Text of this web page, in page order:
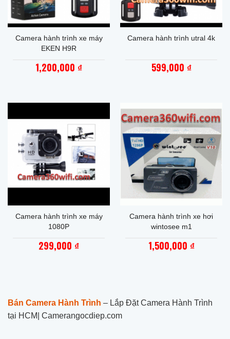
Camera hành trình xe máy
EKEN H9R
1,200,000 ₫
Camera hành trình utral 4k
599,000 ₫
Camera hành trình xe máy
1080P
299,000 ₫
Camera hành trình xe hơi
wintosee m1
1,500,000 ₫
Bán Camera Hành Trình – Lắp Đặt Camera Hành Trình
tại HCM| Camerangocdiep.com